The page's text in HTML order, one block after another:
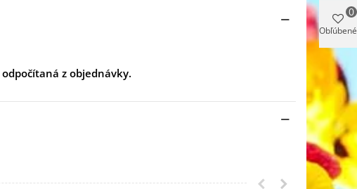
odpočítaná z objednávky.
Obľúbené
0